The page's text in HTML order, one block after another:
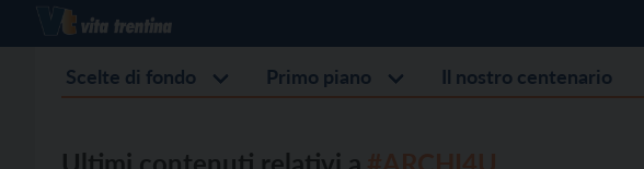
Scelte di fondo Primo piano Il nostro centenario